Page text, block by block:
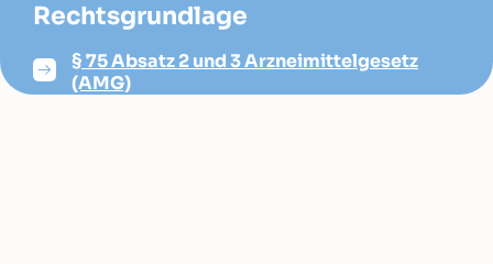
Rechtsgrundlage
§ 75 Absatz 2 und 3 Arzneimittelgesetz
(AMG)